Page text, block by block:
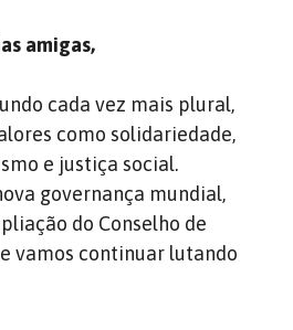
amigas,
cada vez mais plural,
como solidariedade,
e justiça social.
governança mundial,
do Conselho de
vamos continuar lutando